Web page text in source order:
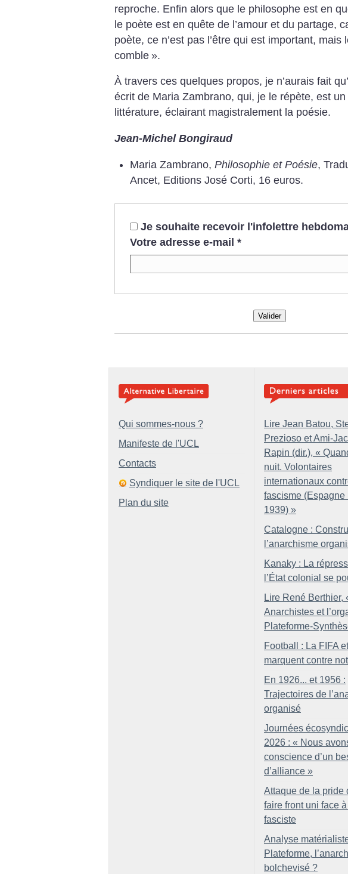
reproche. Enfin alors que le philosophe est en
le poète est en quête de l’amour et du partage,
poète, ce n’est pas l’être qui est important, mais
comble ».
À travers ces quelques propos, je n’aurais fait
écrit de Maria Zambrano, qui, je le répète, est
littérature, éclairant magistralement la poésie.
Jean-Michel Bongiraud
Maria Zambrano,Philosophie et Poésie,
Ancet, Editions José Corti, 16 euros.
Je souhaite recevoir l'infolettre
Votre adresse e-mail *
Valider
Qui sommes-nous ?
Manifeste de l'UCL
Contacts
Syndiquer le site de l'UCL
Plan du site
Lire Jean Batou,
Prezioso et Ami-
Rapin (dir.), «
nuit. Volontaires
internationaux
fascisme (Espagne
1939) »
Catalogne :
l’anarchisme
Kanaky : La
l’État colonial se
Lire René Berthier,
Anarchistes et
Plateforme-
Football : La FIFA
marquent contre
En 1926... et 1956 :
Trajectoires de
organisé
Journées
2026 : « Nous
conscience d’un
d’alliance »
Attaque de la pride
faire front uni face à
fasciste
Analyse
Plateforme,
bolchevisé ?